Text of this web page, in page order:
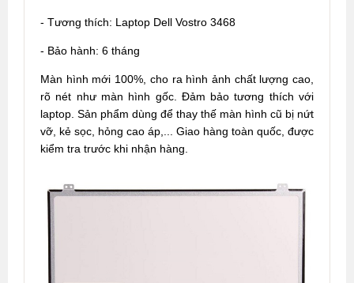
- Tương thích: Laptop Dell Vostro 3468
- Bảo hành: 6 tháng
Màn hình mới 100%, cho ra hình ảnh chất lượng cao,
rõ nét như màn hình gốc. Đảm bảo tương thích với
laptop. Sản phẩm dùng để thay thế màn hình cũ bị nứt
vỡ, kẻ sọc, hỏng cao áp,... Giao hàng toàn quốc, được
kiểm tra trước khi nhận hàng.